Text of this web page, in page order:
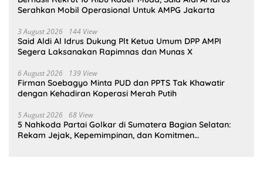
Serahkan Mobil Operasional Untuk AMPG Jakarta
3 August 2026 144 View
Said Aldi Al Idrus Dukung Plt Ketua Umum DPP AMPI
Segera Laksanakan Rapimnas dan Munas X
6 August 2026 139 View
Firman Soebagyo Minta PUD dan PPTS Tak Khawatir
dengan Kehadiran Koperasi Merah Putih
5 August 2026 68 View
5 Nahkoda Partai Golkar di Sumatera Bagian Selatan:
Rekam Jejak, Kepemimpinan, dan Komitmen